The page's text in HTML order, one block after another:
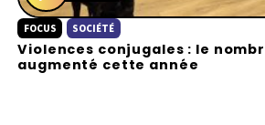
P
l
a
y
FOCUS SOCIÉTÉ
Violences conjugales : le
augmenté cette année